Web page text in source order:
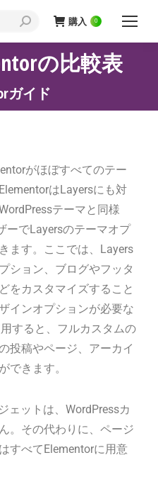
購入 0
の比較表
ガイド
がほぼすべてのテー
はLayersにも対
テーマと同様
ーでLayersのテーマオプ
ます。ここでは、Layers
ション、ブログやフッタ
をカスタマイズすること
インオプションが必要な
すると、フルカスタムの
投稿やページ、アーカイ
できます。
ェットは、WordPressカ
。その代わりに、ページ
すべてElementorに用意